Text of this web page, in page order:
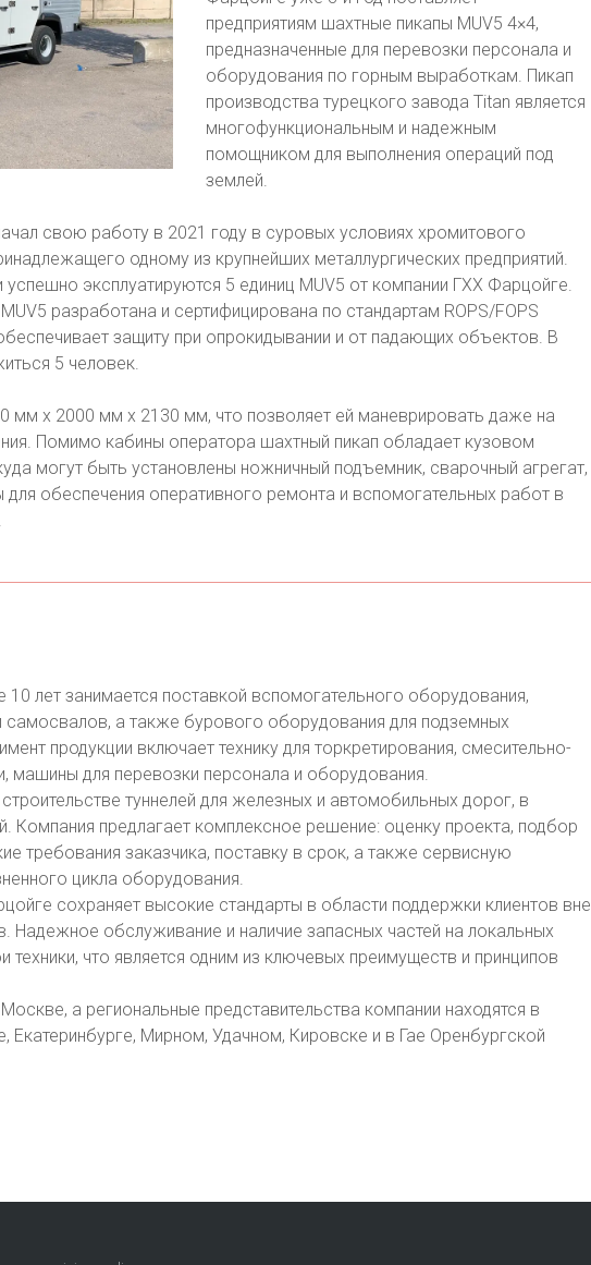
предприятиям шахтные пикапы MUV5 4×4,
предназначенные для перевозки персонала и
оборудования по горным выработкам. Пикап
производства турецкого завода Titan является
многофункциональным и надежным
помощником для выполнения операций под
землей.
свою работу в 2021 году в суровых условиях хромитового
одному из крупнейших металлургических предприятий.
эксплуатируются 5 единиц MUV5 от компании ГХХ Фарцойге.
разработана и сертифицирована по стандартам ROPS/FOPS
защиту при опрокидывании и от падающих объектов. В
5 человек.
мм х 2000 мм х 2130 мм, что позволяет ей маневрировать даже на
Помимо кабины оператора шахтный пикап обладает кузовом
могут быть установлены ножничный подъемник, сварочный агрегат,
для обеспечения оперативного ремонта и вспомогательных работ в
лет занимается поставкой вспомогательного оборудования,
а также бурового оборудования для подземных
продукции включает технику для торкретирования, смесительно-
машины для перевозки персонала и оборудования.
туннелей для железных и автомобильных дорог, в
Компания предлагает комплексное решение: оценку проекта, подбор
требования заказчика, поставку в срок, а также сервисную
цикла оборудования.
сохраняет высокие стандарты в области поддержки клиентов вне
Надежное обслуживание и наличие запасных частей на локальных
техники, что является одним из ключевых преимуществ и принципов
а региональные представительства компании находятся в
Екатеринбурге, Мирном, Удачном, Кировске и в Гае Оренбургской